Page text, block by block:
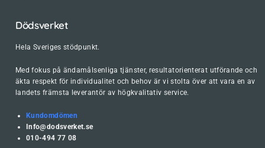
Dödsverket
Hela Sveriges stödpunkt.
Med fokus på ändamålsenliga tjänster, resultatorienterat utförande och
äkta respekt för individualitet och behov är vi stolta över att vara en av
landets främsta leverantör av högkvalitativ service.
Kundomdömen
Info@dodsverket.se
010-494 77 08